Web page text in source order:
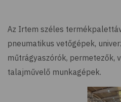
Az Irtem széles
pneumatikus vetőgépek,
műtrágyaszórók, permetezők,
talajművelő munkagépek.